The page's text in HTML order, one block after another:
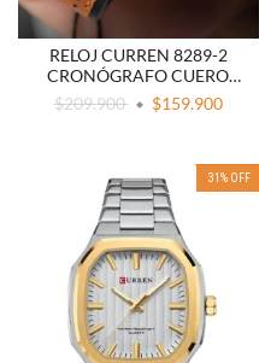
RELOJ CURREN 8289-2
CRONÓGRAFO CUERO
MARRÓN
$209.900 $159.900
31 % OFF